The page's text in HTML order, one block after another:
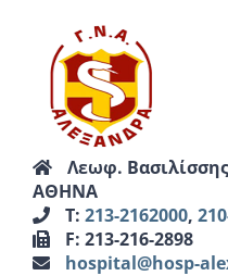
περιεχόμενο
Λεωφ.
ΑΘΗΝΑ
Τ: 213-2162000,
F: 213-216-2898
hospital@hosp-